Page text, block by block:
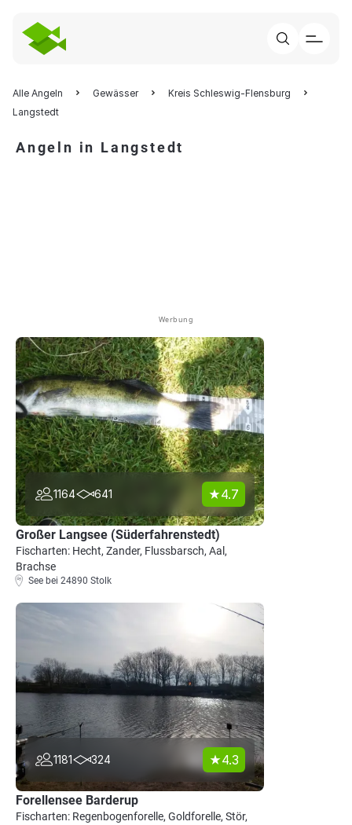
Alle Angeln Gewässer
Kreis Schleswig-Flensburg
Langstedt
Angeln in Langstedt
Werbung
1164 641 4.7
Großer Langsee (Süderfahrenstedt)
Fischarten: Hecht, Zander, Flussbarsch, Aal,
Brachse
See bei 24890 Stolk
1181 324 4.3
Forellensee Barderup
Fischarten: Regenbogenforelle, Goldforelle, Stör,